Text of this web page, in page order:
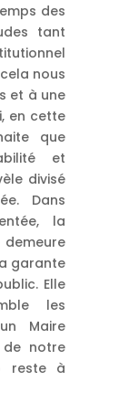
des
tant
nous
et à une
en cette
que
et
divisé
Dans
la
demeure
garante
Elle
les
Maire
de notre
reste à